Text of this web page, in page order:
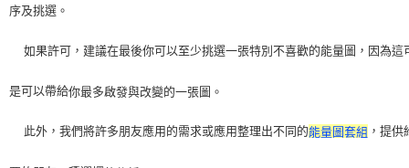
序及挑選。
如果許可，建議在最後你可以至少挑選一張特別不喜歡的能量圖，因為這
是可以帶給你最多啟發與改變的一張圖。
    此外，我們將許多朋友應用的需求或應用整理出不同的
能量圖套組 ，提供